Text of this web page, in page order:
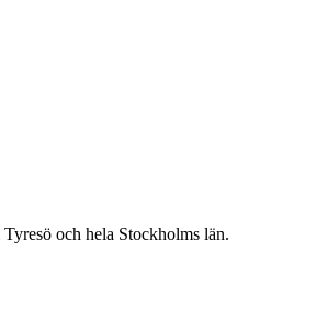
Tyresö och hela Stockholms län.